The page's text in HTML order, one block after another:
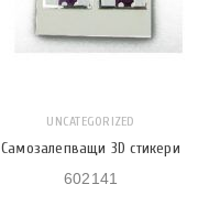
UNCATEGORIZED
Самозалепващи 3D стикери
602141